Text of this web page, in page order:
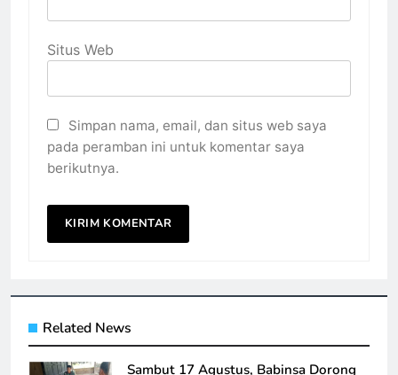
Situs Web
Simpan nama, email, dan situs web saya
pada peramban ini untuk komentar saya
berikutnya.
Related News
Sambut 17 Agustus, Babinsa Dorong